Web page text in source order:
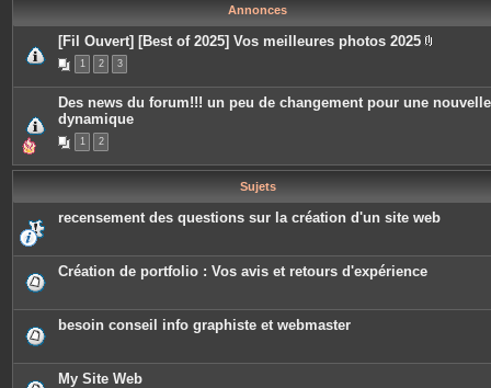
Annonces
[Fil Ouvert] [Best of 2025] Vos meilleures photos 2025
c
e
n
s
1 2 3
Des news du forum!!! un peu de changement pour une nouvelle
dynamique
1 2
Sujets
recensement des questions sur la création d'un site web
Création de portfolio : Vos avis et retours d'expérience
besoin conseil info graphiste et webmaster
My Site Web